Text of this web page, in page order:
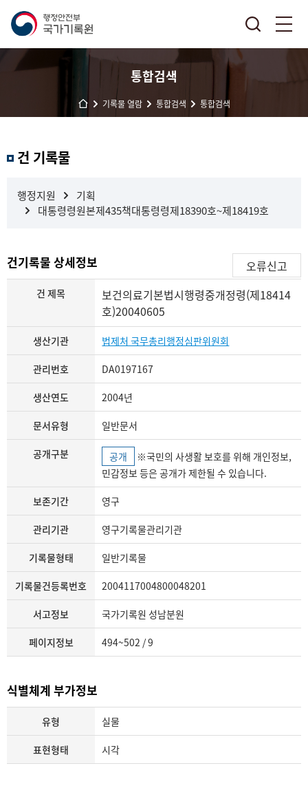
통합검색
기록물 열람 통합검색 통합검색
과 건 기록물
행정지원
기획
대통령령원본제435책대통령령제18390호~제18419호
건기록물 상세정보 오류신고
건 제목
보건의료기본법시행령중개정령(제18414
호)20040605
생산기관 법제처 국무총리행정심판위원회
관리번호 DA0197167
생산연도 2004년
문서유형 일반문서
공개구분 공개
민감정보 등은 공개가 제한될 수 있습니다.
보존기간 영구
관리기관 영구기록물관리기관
기록물형태 일반기록물
기록물건등록번호 2004117004800048201
서고정보 국가기록원 성남분원
페이지정보 494~502 / 9
식별체계 부가정보
유형 실물
표현형태 시각